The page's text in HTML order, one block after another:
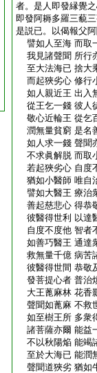
者。是人即發縁覺
即發阿耨多羅三藐
是説已。以偈報父
譬如人至海 而取
我見諸聲聞 所行
至大法海已 捨大
而起狹劣心 修行
如人親近王 出入
從王乞一錢 彼人
敬心近輪王 從乞
潤無量貧窮 是名
如人求一錢 聲聞
不求眞解脱 而取
若起狹劣心 自度
猶如小醫師 唯自
譬如大醫王 療治
善起慈悲心 得恭
彼醫得世利 以達
自度不度他 智者
如善巧醫王 通達
救無量千億 病苦
彼醫得世間 恭敬
發菩提心者 普治
大王蓖麻林 花香
聲聞如蓖麻 不救
如至樹王所 多衆
諸菩薩亦爾 能益
不以秋陽焔 能竭
至於大海已 能潤
聲聞道狹劣 猶如